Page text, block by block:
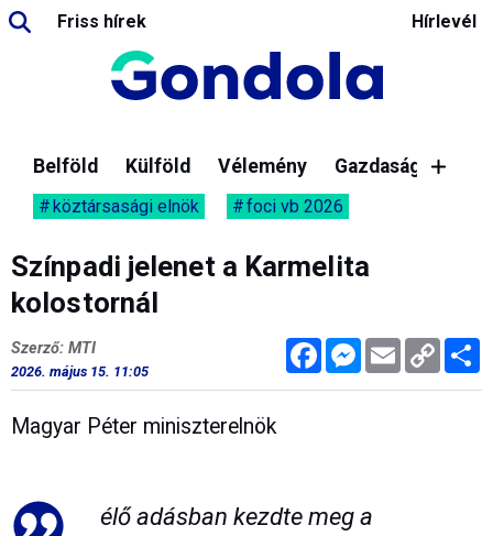
Friss hírek Hírlevél
Belföld Külföld Vélemény Gazdaság
köztársasági elnök foci vb 2026
Színpadi jelenet a Karmelita
kolostornál
FacebookMessenger
Email Copy
Link
Szerző: MTI
2026. május 15. 11:05
Magyar Péter miniszterelnök
élő adásban kezdte meg a